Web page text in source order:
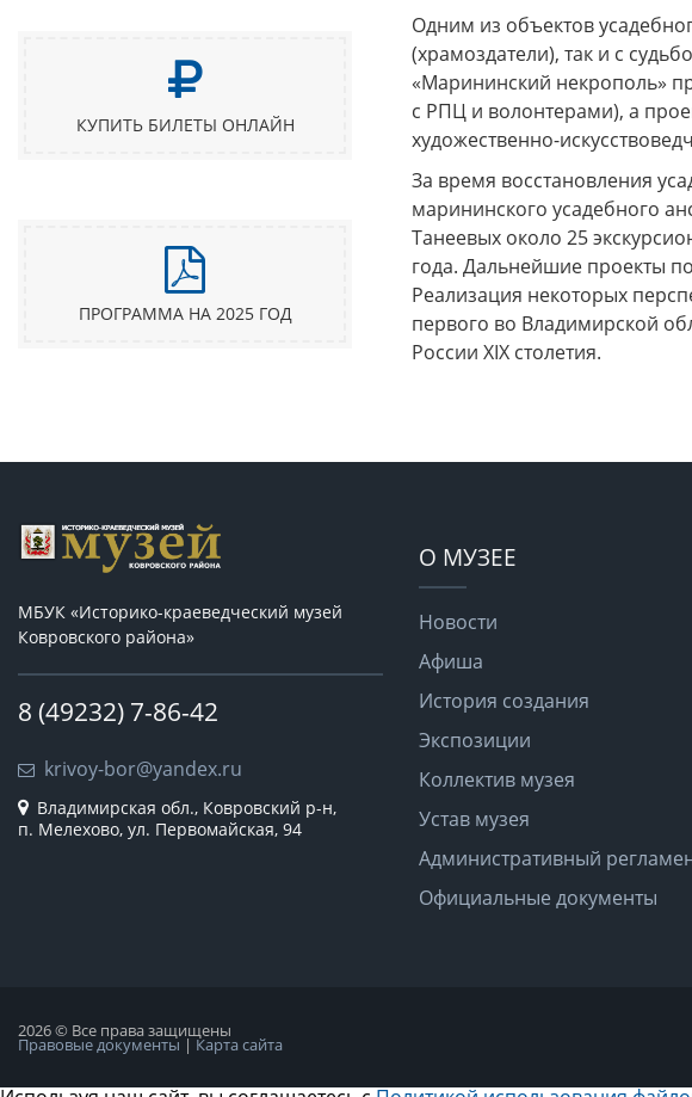
КУПИТЬ БИЛЕТЫ ОНЛАЙН
ПРОГРАММА НА 2025 ГОД
Одним из объектов
(храмоздатели), так и с
«Марининский некрополь»
с РПЦ и волонтерами), а
художественно-
За время восстановления
марининского усадебного
Танеевых около 25
года. Дальнейшие проекты
Реализация некоторых
первого во Владимирской
России XIX столетия.
МБУК «Историко-краеведческий музей
Ковровского района»
8 (49232) 7-86-42
krivoy-bor@yandex.ru
Владимирская обл., Ковровский р-н,
п. Мелехово, ул. Первомайская, 94
О МУЗЕЕ
Новости
Афиша
История создания
Экспозиции
Коллектив музея
Устав музея
Административный
Официальные документы
2026 © Все права защищены
Правовые документы | Карта сайта